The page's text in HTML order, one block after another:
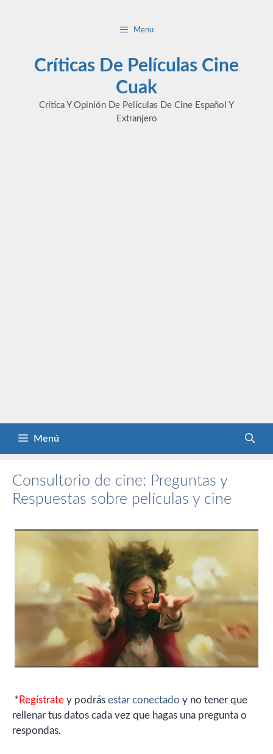
Menu
Críticas De Películas Cine
Cuak
Crítica Y Opinión De Películas De Cine Español Y
Extranjero
Menú
Consultorio de cine: Preguntas y
Respuestas sobre películas y cine
* Regístrate y podrás estar conectado y no tener que
rellenar tus datos cada vez que hagas una pregunta o
respondas.